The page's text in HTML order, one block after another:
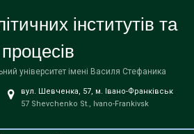
інститутів та
процесів
університет імені Василя Стефаника
вул. Шевченка, 57, м. Івано-Франківськ
57 Shevchenko St., Ivano-Frankivsk